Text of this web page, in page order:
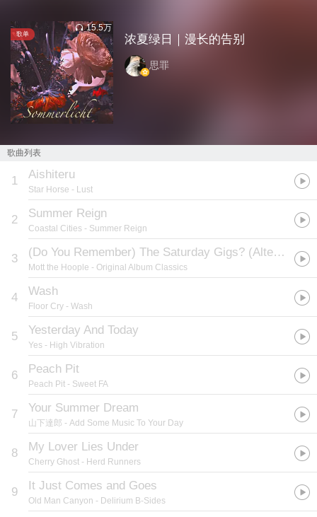
歌单
15.5万
浓夏绿日｜漫长的告别
思罪
歌曲列表
1 Aishiteru
Star Horse - Lust
2 Summer Reign
Coastal Cities - Summer Reign
3 (Do You Remember) The Saturday Gigs? (Alternate Version)
Mott the Hoople - Original Album Classics
4 Wash
Floor Cry - Wash
5 Yesterday And Today
Yes - High Vibration
6 Peach Pit
Peach Pit - Sweet FA
7 Your Summer Dream
山下達郎 - Add Some Music To Your Day
8 My Lover Lies Under
Cherry Ghost - Herd Runners
9 It Just Comes and Goes
Old Man Canyon - Delirium B-Sides